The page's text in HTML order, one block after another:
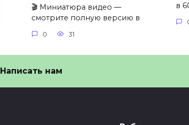
🎬 Миниатюра видео —
смотрите полную версию в
0 31
в
Написать нам